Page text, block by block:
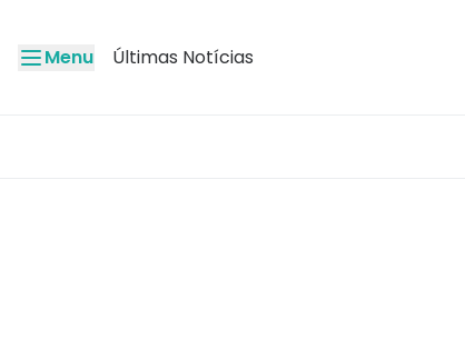
Menu Últimas Notícias